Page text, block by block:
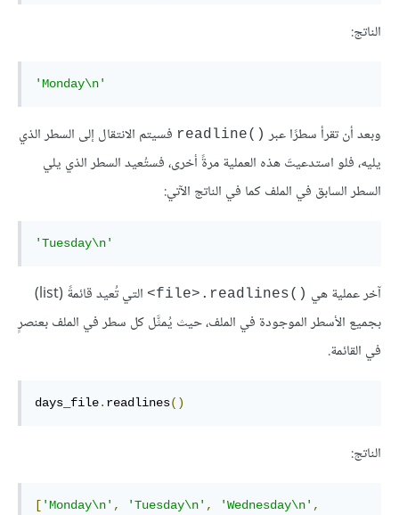
الناتج:
'Monday\n'
وبعد أن تقرأ سطرًا عبر readline()‎ فسيتم الانتقال إلى السطر الذي
يليه، فلو استدعيتَ هذه العملية مرةً أخرى، فستُعيد السطر الذي يلي
السطر السابق في الملف كما في الناتج الآتي:
'Tuesday\n'
آخر عملية هي ‎<file>.readlines()‎
التي تُعيد قائمةً (list)
بجميع الأسطر الموجودة في الملف، حيث يُمثَّل كل سطر في الملف بعنصرٍ
في القائمة.
days_file. readlines()
الناتج:
[ 'Monday\n' , 'Tuesday\n' , 'Wednesday\n' ,